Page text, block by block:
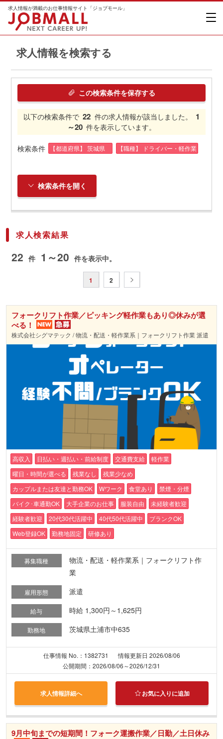
求人情報が満載のお仕事情報サイト「ジョブモール」
求人情報を検索する
この検索条件を保存する
以下の検索条件で 22 件の求人情報が該当しました。
1
～20 件を表示しています。
検索条件 【都道府県】 茨城県 【職種】 ドライバー・軽作業
検索条件を開く
求人検索結果
22 件 1～20 件を表示中。
1 2
フォークリフト作業／ピッキング軽作業もあり◎休みが選
べる！
株式会社シグマテック / 物流・配送・軽作業系｜フォークリフト作業 派遣
高収入 日払い・週払い・前給制度 交通費支給
軽作業
曜日・時間が選べる
残業なし
残業少なめ
カップルまたは友達と勤務OK
Wワーク 食堂あり
禁煙・分煙
バイク･車通勤OK
大手企業のお仕事 服装自由
未経験者歓迎
経験者歓迎
20代30代活躍中 40代50代活躍中
ブランクOK
Web登録OK
勤務地固定 研修あり
募集職種
物流・配送・軽作業系｜フォークリフト作
業
雇用形態 派遣
給与 時給 1,300円～1,625円
勤務地 茨城県土浦市中635
仕事情報 No.：1382731
情報更新日 2026/08/06
公開期間：2026/08/06～2026/12/31
求人情報詳細へ お気に入りに追加
9月中旬までの短期間！フォーク運搬作業／日勤／土日休み